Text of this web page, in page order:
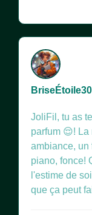
JoliFil, tu as
parfum 😌!
ambiance, un
piano, fonce!
l'estime de
que ça peut